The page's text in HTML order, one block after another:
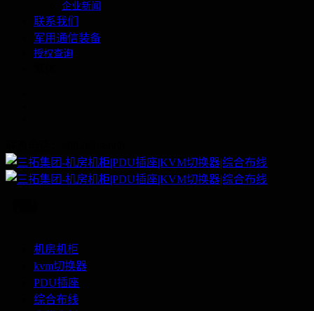
企业新闻
联系我们
军用通信装备
授权查询
机房机柜
kvm切换器
PDU插座
综合布线